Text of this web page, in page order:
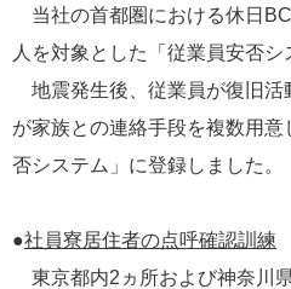
当社の首都圏における休日
人を対象とした「従業員安否シ
地震発生後、従業員が復旧活
が家族との連絡手段を複数用
否システム」に登録しました。
●社員寮居住者の点呼確認訓練
東京都内2ヵ所および神奈川